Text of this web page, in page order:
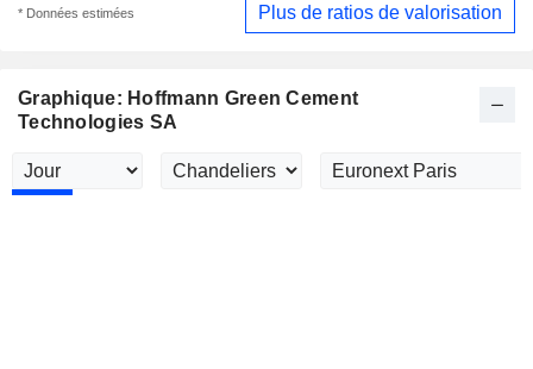
* Données estimées Plus de ratios de valorisation
Graphique: Hoffmann Green Cement
Technologies SA